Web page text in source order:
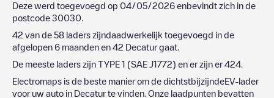
Deze werd toegevoegd op 04/05/2026 enbevindt zich in de
postcode 30030
42 van de 58 laders zijndaadwerkelijk toegevoegd in de
afgelopen 6 maanden en 42 Decaturgaat.
De meeste laders zijn TYPE 1 (SAE J1772) en er zijn er424
Electromaps is de beste manier om de dichtstbijzijndeEV-lader
voor uw auto in Decaturte vinden. Onze laadpunten bevatten